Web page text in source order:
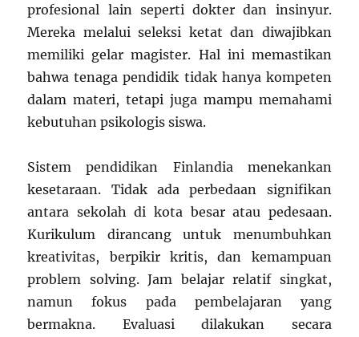
profesional lain seperti dokter dan insinyur.
Mereka melalui seleksi ketat dan diwajibkan
memiliki gelar magister. Hal ini memastikan
bahwa tenaga pendidik tidak hanya kompeten
dalam materi, tetapi juga mampu memahami
kebutuhan psikologis siswa.
Sistem pendidikan Finlandia menekankan
kesetaraan. Tidak ada perbedaan signifikan
antara sekolah di kota besar atau pedesaan.
Kurikulum dirancang untuk menumbuhkan
kreativitas, berpikir kritis, dan kemampuan
problem solving. Jam belajar relatif singkat,
namun fokus pada pembelajaran yang
bermakna. Evaluasi dilakukan secara